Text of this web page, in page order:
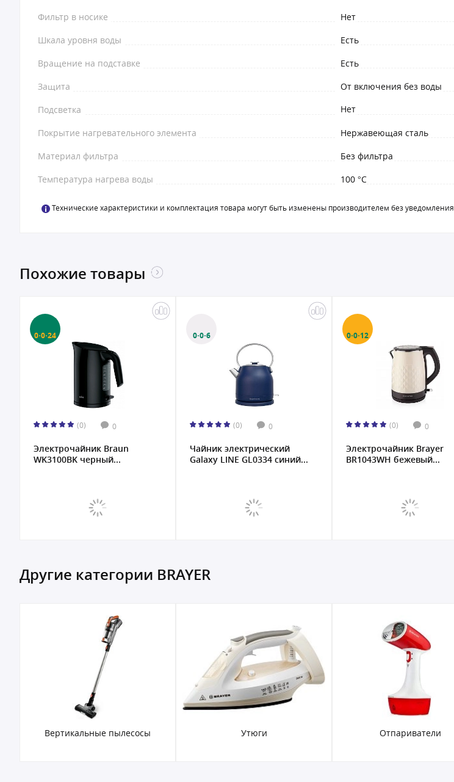
Фильтр в носике
Нет
Шкала уровня воды
Есть
Вращение на подставке
Есть
Защита
От включения без воды
Подсветка
Нет
Покрытие нагревательного элемента
Нержавеющая сталь
Материал фильтра
Без фильтра
Температура нагрева воды
100 °C
Технические характеристики и комплектация товара могут быть изменены производителем без уведомления.
Похожие товары
0·0·24
(0) 0
Электрочайник Braun
WK3100BK черный...
0·0·6
(0) 0
Чайник электрический
Galaxy LINE GL0334 синий...
0·0·12
(0) 0
Электрочайник Brayer
BR1043WH бежевый...
Другие категории BRAYER
Вертикальные пылесосы Утюги Отпариватели